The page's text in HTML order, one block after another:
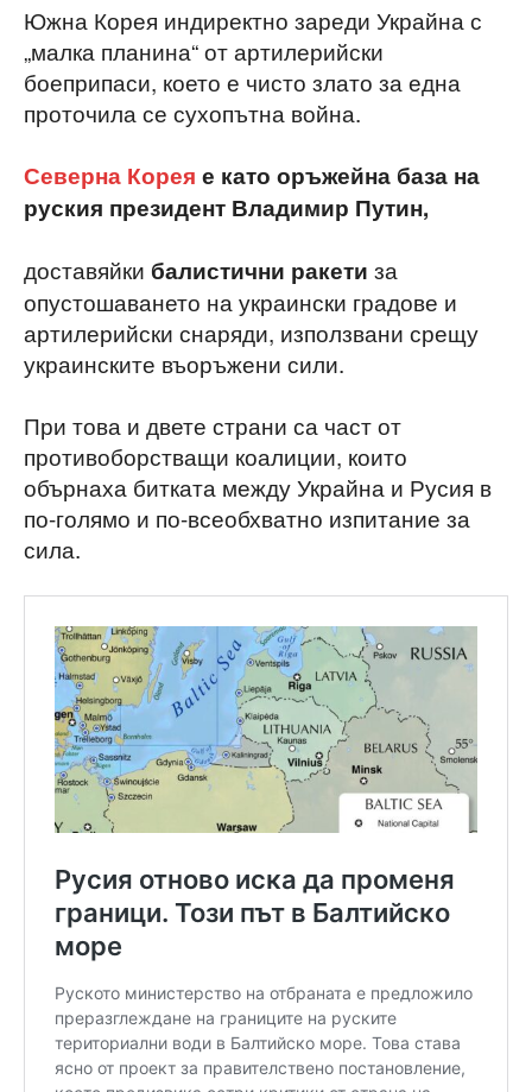
Южна Корея индиректно зареди Украйна с
„малка планина“ от артилерийски
боеприпаси, което е чисто злато за една
проточила се сухопътна война.
Северна Корея е като оръжейна база на
руския президент Владимир Путин,
доставяйки балистични ракети за
опустошаването на украински градове и
артилерийски снаряди, използвани срещу
украинските въоръжени сили.
При това и двете страни са част от
противоборстващи коалиции, които
обърнаха битката между Украйна и Русия в
по-голямо и по-всеобхватно изпитание за
сила.